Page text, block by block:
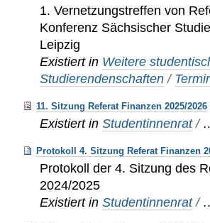
1. Vernetzungstreffen von
Konferenz Sächsischer
Leipzig
Existiert in Weitere
Studierendenschaften /
11. Sitzung Referat Finanzen 2025/2026
Existiert in Studentinnenrat /
Protokoll 4. Sitzung Referat Finanzen
Protokoll der 4. Sitzung des
2024/2025
Existiert in Studentinnenrat /